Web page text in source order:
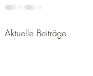
Aktuelle Beiträge